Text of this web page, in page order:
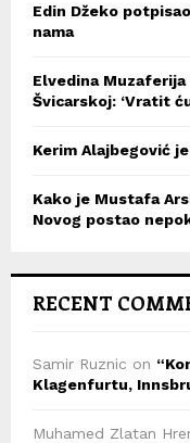
Edin Džeko
nama
Elvedina
Švicarskoj: ‘Vratit
Kerim Alajbegović
Kako je Mustafa
Novog postao
RECENT
Samir Ruznic on
Klagenfurtu,
Muhamed Zlatan